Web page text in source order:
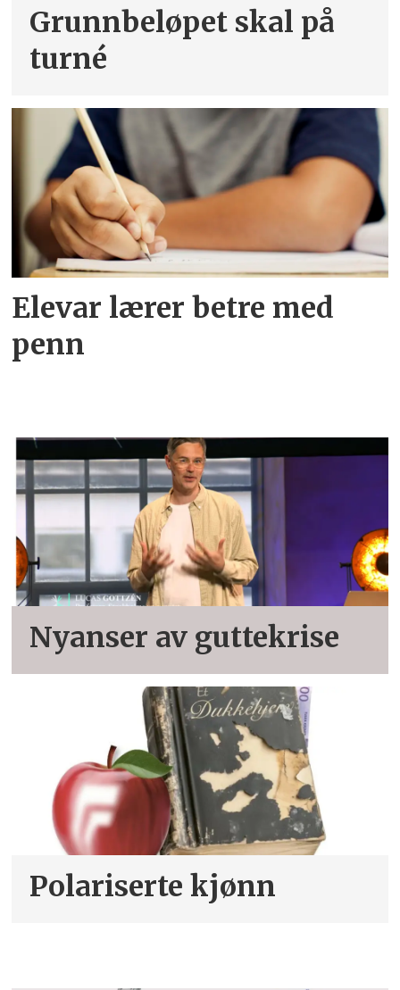
Grunnbeløpet skal på
turné
Elevar lærer betre med
penn
Nyanser av guttekrise
Polariserte kjønn